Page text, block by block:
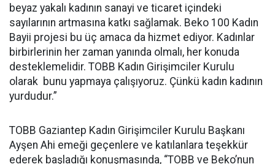
beyaz yakalı kadının sanayi ve ticaret içindeki
sayılarının artmasına katkı sağlamak. Beko 100 Kadın
Bayii projesi bu üç amaca da hizmet ediyor. Kadınlar
birbirlerinin her zaman yanında olmalı, her konuda
desteklemelidir. TOBB Kadın Girişimciler Kurulu
olarak bunu yapmaya çalışıyoruz. Çünkü kadın kadının
yurdudur.”
TOBB Gaziantep Kadın Girişimciler Kurulu Başkanı
Ayşen Ahi emeği geçenlere ve katılanlara teşekkür
ederek başladığı konuşmasında, “TOBB ve Beko’nun